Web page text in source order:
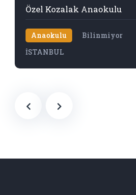
Özel Kozalak Anaokulu
Anaokulu
Bilinmiyor
İSTANBUL